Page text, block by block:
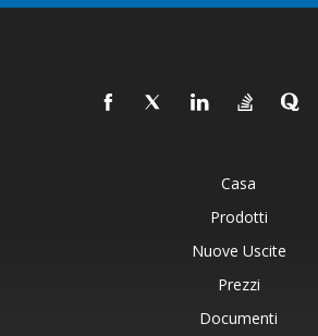
Casa
Prodotti
Nuove Uscite
Prezzi
Documenti